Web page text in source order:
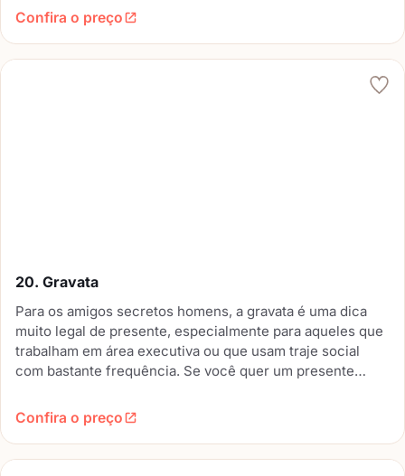
Confira o preço
20. Gravata
Para os amigos secretos homens, a gravata é uma dica
muito legal de presente, especialmente para aqueles que
trabalham em área executiva ou que usam traje social
com bastante frequência. Se você quer um presente
masculina.
Confira o preço